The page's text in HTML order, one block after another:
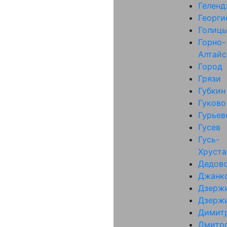
Горно-
Город
Грязи
Губкин
Гуково
Гусев
Гусь-